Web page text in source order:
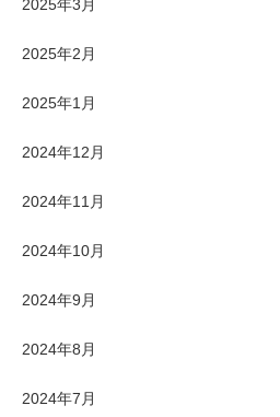
2025年3月
2025年2月
2025年1月
2024年12月
2024年11月
2024年10月
2024年9月
2024年8月
2024年7月